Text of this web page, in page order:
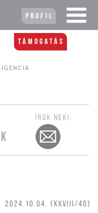
Profil
Támogatás
ÍROK NEKI:
2024.10.04. (XXVIII/40)